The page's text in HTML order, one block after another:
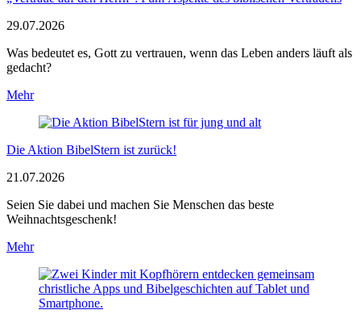
29.07.2026
Was bedeutet es, Gott zu vertrauen, wenn das Leben anders läuft als
gedacht?
Mehr
Die Aktion BibelStern ist zurück!
21.07.2026
Seien Sie dabei und machen Sie Menschen das beste
Weihnachtsgeschenk!
Mehr